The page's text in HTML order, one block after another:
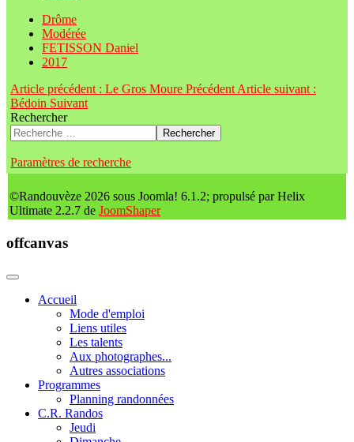
Drôme
Modérée
FETISSON Daniel
2017
Article précédent : Le Gros Moure Précédent Article suivant :
Bédoin Suivant
Rechercher
Rechercher
Paramètres de recherche
©Randouvèze 2026 sous Joomla! 6.1.2; propulsé par Helix
Ultimate 2.2.7 de JoomShaper
offcanvas
Accueil
Mode d'emploi
Liens utiles
Les talents
Aux photographes...
Autres associations
Programmes
Planning randonnées
C.R. Randos
Jeudi